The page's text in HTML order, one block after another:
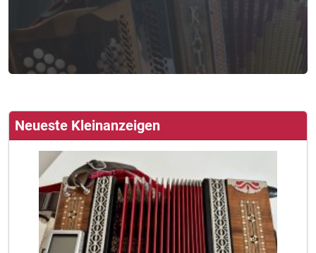
Neueste Kleinanzeigen